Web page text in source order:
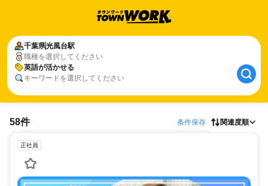
千葉県光風台駅
職種を選択してください
英語が活かせる
キーワードを選択してください
58件 条件保存 関連度順
正社員